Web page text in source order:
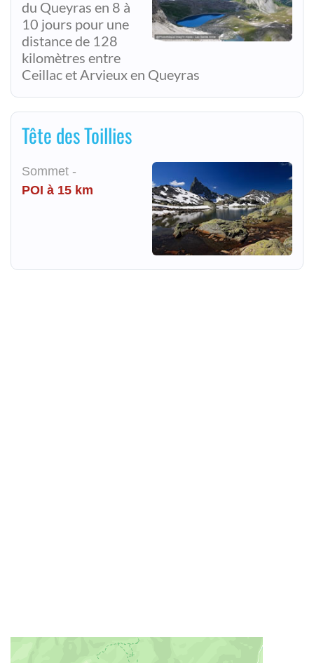
du Queyras en 8 à
10 jours pour une
distance de 128
kilomètres entre
Ceillac et Arvieux en Queyras
Tête des Toillies
Sommet -
POI à 15 km